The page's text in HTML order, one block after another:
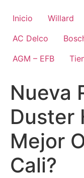
Inicio Willard
AC Delco
AGM – EFB
Nueva
Duster
Mejor
Cali?